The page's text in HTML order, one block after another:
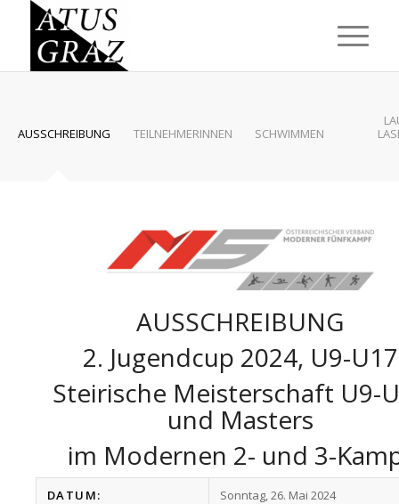
AUSSCHREIBUNG TEILNEHMERINNEN SCHWIMMEN
AUSSCHREIBUNG
2. Jugendcup 2024, U9-U17
Steirische Meisterschaft U9-
und Masters
im Modernen 2- und 3-
DATUM: Sonntag, 26. Mai 2024